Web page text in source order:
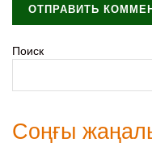
Поиск
Соңғы